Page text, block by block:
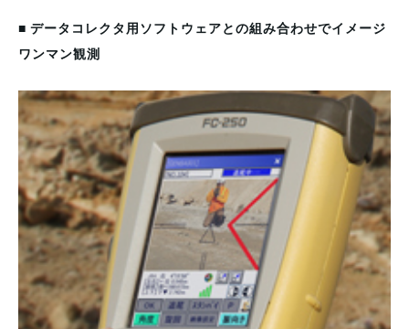
■ データコレクタ用ソフトウェアとの組み合わせでイメージ
ワンマン観測